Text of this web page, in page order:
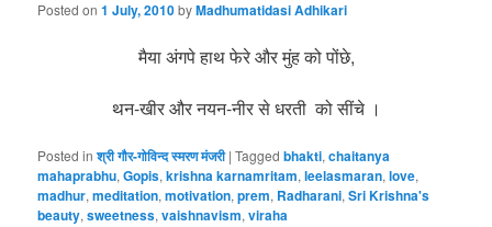
Posted on1 July, 2010byMadhumatidasi Adhikari
मैया अंगपे हाथ फेरे और मुंह को पोंछे,
थन-खीर और नयन-नीर से धरती को सींचे ।
Posted in श्री गौर-गोविन्द स्मरण मंजरी |Tagged bhakti,chaitanya
mahaprabhu,Gopis,krishna karnamritam,leelasmaran,love,
madhur,meditation,motivation,prem, Radharani,Sri Krishna's
beauty,sweetness,vaishnavism,viraha